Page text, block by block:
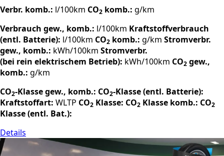
Verbr. komb.: l/100km CO2 komb.: g/km
Verbrauch gew., komb.: l/100km Kraftstoffverbrauch
(entl. Batterie): l/100km CO2 komb.: g/km Stromverbr.
gew., komb.: kWh/100km Stromverbr.
(bei rein elektrischem Betrieb): kWh/100km CO2 gew.,
komb.: g/km
CO2-Klasse gew., komb.: CO2-Klasse (entl. Batterie):
Kraftstoffart: WLTP CO2 Klasse: CO2 Klasse komb.: CO2
Klasse (entl. Bat.):
Details